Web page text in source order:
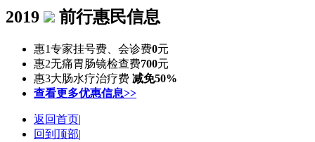
2019 前行惠民信息
惠1专家挂号费、会诊费0元
惠2无痛胃肠镜检查费700元
惠3大肠水疗治疗费 减免50%
查看更多优惠信息>>
返回首页|
回到顶部|